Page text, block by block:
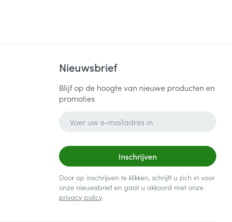
Nieuwsbrief
Blijf op de hoogte van nieuwe producten en
promoties
Inschrijven
Door op inschrijven te klikken, schrijft u zich in voor
onze nieuwsbrief en gaat u akkoord met onze
privacy policy.